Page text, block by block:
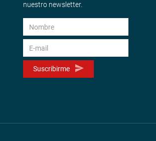
nuestro newsletter.
Suscribirme